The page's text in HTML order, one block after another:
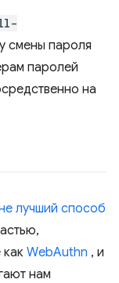
смены пароля
паролей
на
лучший способ
как WebAuthn , и
нам